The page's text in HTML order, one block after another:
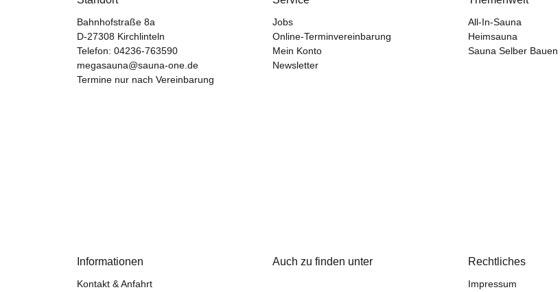
Bahnhofstraße 8a
D-27308 Kirchlinteln
Telefon: 04236-763590
megasauna@sauna-one.de
Termine nur nach Vereinbarung
Jobs
Online-Terminvereinbarung
Mein Konto
Newsletter
All-In-Sauna
Heimsauna
Sauna Selber Bauen
Informationen
Kontakt & Anfahrt
Auch zu finden unter Rechtliches
Impressum